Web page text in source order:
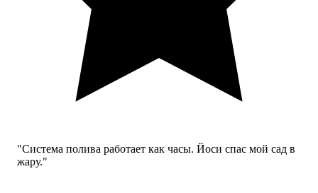
"Система полива работает как часы. Йоси спас мой сад в
жару."